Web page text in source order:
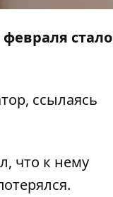
стало
, ссылаясь
что к нему